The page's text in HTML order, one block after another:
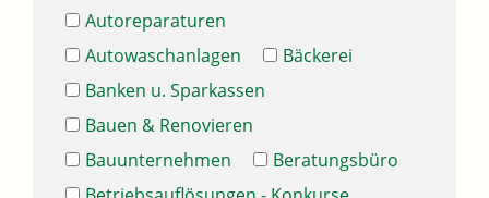
Autoreparaturen
Autowaschanlagen
Bäckerei
Banken u. Sparkassen
Bauen & Renovieren
Bauunternehmen
Beratungsbüro